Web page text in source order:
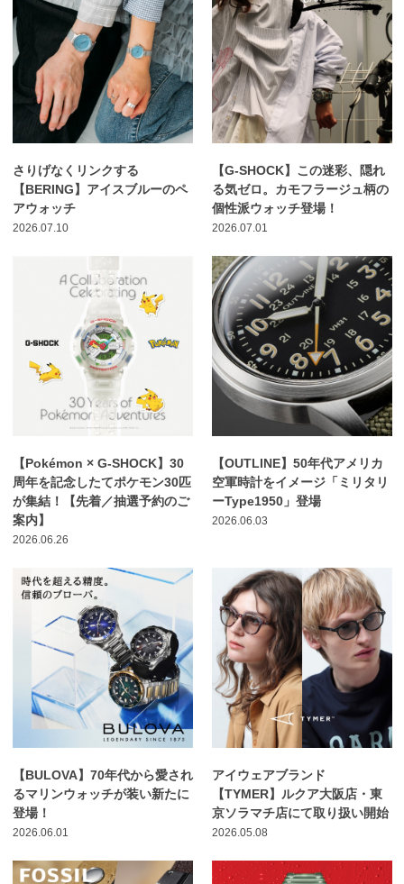
さりげなくリンクする
【BERING】アイスブルーのペ
アウォッチ
2026.07.10
【G-SHOCK】この迷彩、隠れ
る気ゼロ。カモフラージュ柄の
個性派ウォッチ登場！
2026.07.01
【Pokémon × G-SHOCK】30
周年を記念したてポケモン30匹
が集結！【先着／抽選予約のご
案内】
2026.06.26
【OUTLINE】50年代アメリカ
空軍時計をイメージ「ミリタリ
ーType1950」登場
2026.06.03
【BULOVA】70年代から愛され
るマリンウォッチが装い新たに
登場！
2026.06.01
アイウェアブランド
【TYMER】ルクア大阪店・東
京ソラマチ店にて取り扱い開始
2026.05.08